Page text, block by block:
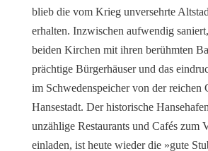
blieb die vom Krieg unversehrte
erhalten. Inzwischen aufwendig
beiden Kirchen mit ihren berühmten
prächtige Bürgerhäuser und das
im Schwedenspeicher von der reichen
Hansestadt. Der historische
unzählige Restaurants und Cafés zum
einladen, ist heute wieder die »gute